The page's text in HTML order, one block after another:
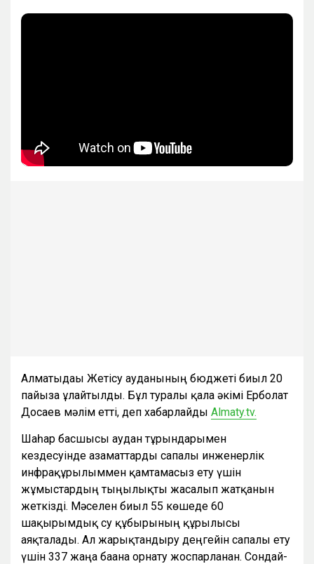
Алматыдағы Жетісу ауданының бюджеті биыл 20
пайызға ұлғайтылды. Бұл туралы қала әкімі Ерболат
Досаев мәлім етті, деп хабарлайды Almaty.tv.
Шаһар басшысы аудан тұрғындарымен
кездесуінде азаматтарды сапалы инженерлік
инфрақұрылыммен қамтамасыз ету үшін
жұмыстардың тыңғылықты жасалып жатқанын
жеткізді. Мәселен биыл 55 көшеде 60
шақырымдық су құбырының құрылысы
аяқталады. Ал жарықтандыру деңгейін сапалы ету
үшін 337 жаңа бағана орнату жоспарланған. Сондай-